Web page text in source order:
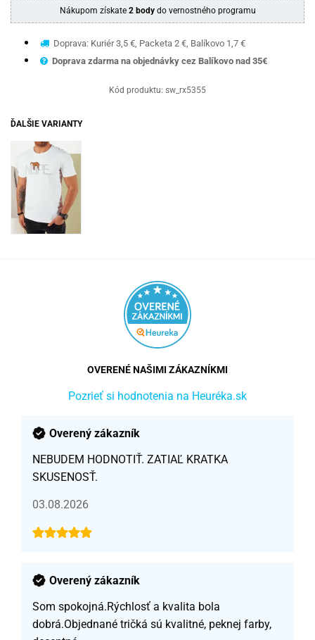
Nákupom získate 2 bodydo vernostného programu
Doprava: Kuriér 3,5 €, Packeta 2 €, Balíkovo 1,7 €
Doprava zdarma na objednávky cez Balíkovo nad 35€
Kód produktu: sw_rx5355
ĎALŠIE VARIANTY
OVERENÉ NAŠIMI ZÁKAZNÍKMI
Pozrieť si hodnotenia na Heuréka.sk
Overený zákazník
NEBUDEM HODNOTIŤ. ZATIAĽ KRATKA
SKUSENOSŤ.
03.08.2026
Overený zákazník
Som spokojná.Rýchlosť a kvalita bola
dobrá.Objednané tričká sú kvalitné, peknej farby,